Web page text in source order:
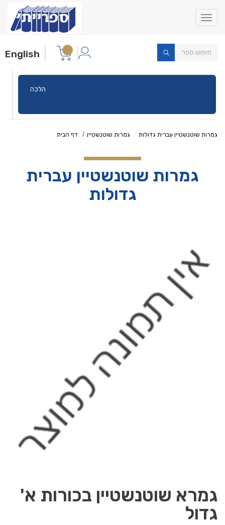
Toggle
navigation
English
הלכה
דף הבית גמרות שוטנשטיין גמרות שוטנשטיין עברית גדולות
גמרות שוטנשטיין עברית
גדולות
גמרא שוטנשטיין בכורות א'
גדול